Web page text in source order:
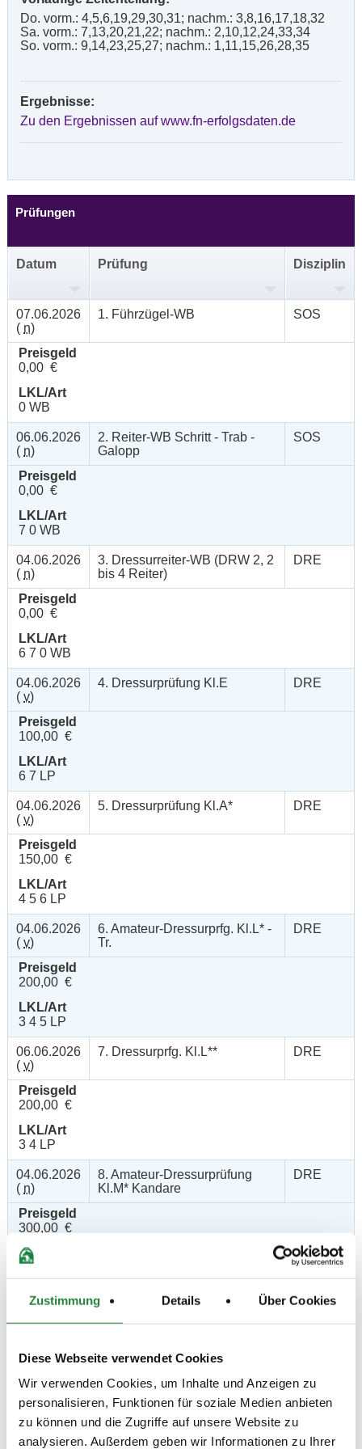
Zustimmung Details Über Cookies
Diese Webseite verwendet Cookies
Wir verwenden Cookies, um Inhalte und Anzeigen zu
personalisieren, Funktionen für soziale Medien anbieten
zu können und die Zugriffe auf unsere Website zu
analysieren. Außerdem geben wir Informationen zu Ihrer
Do. vorm.: 4,5,6,19,29,30,31; nachm.: 3,8,16,17,18,32
Sa. vorm.: 7,13,20,21,22; nachm.: 2,10,12,24,33,34
So. vorm.: 9,14,23,25,27; nachm.: 1,11,15,26,28,35
Ergebnisse:
Zu den Ergebnissen auf www.fn-erfolgsdaten.de
Prüfungen
Datum Prüfung Disziplin
07.06.2026
( n)
1. Führzügel-WB SOS
Preisgeld
0,00 €
LKL/Art
0 WB
06.06.2026
( n)
2. Reiter-WB Schritt - Trab -
Galopp
SOS
Preisgeld
0,00 €
LKL/Art
7 0 WB
04.06.2026
( n)
3. Dressurreiter-WB (DRW 2, 2
bis 4 Reiter)
DRE
Preisgeld
0,00 €
LKL/Art
6 7 0 WB
04.06.2026
( v)
4. Dressurprüfung Kl.E DRE
Preisgeld
100,00 €
LKL/Art
6 7 LP
04.06.2026
( v)
5. Dressurprüfung Kl.A* DRE
Preisgeld
150,00 €
LKL/Art
4 5 6 LP
04.06.2026
( v)
6. Amateur-Dressurprfg. Kl.L* -
Tr.
DRE
Preisgeld
200,00 €
LKL/Art
3 4 5 LP
06.06.2026
( v)
7. Dressurprfg. Kl.L** DRE
Preisgeld
200,00 €
LKL/Art
3 4 LP
04.06.2026
( n)
8. Amateur-Dressurprüfung
Kl.M* Kandare
DRE
Preisgeld
300,00 €
LKL/Art
3 4 LP
07.06.2026
9. Dressurprüfung Kl.M**
Kandare
DRE
500,00 €
LKL/Art
2 3 4 LP
06.06.2026
10. Dressurprüfung Kl. S* -
St.Georg Special*
DRE